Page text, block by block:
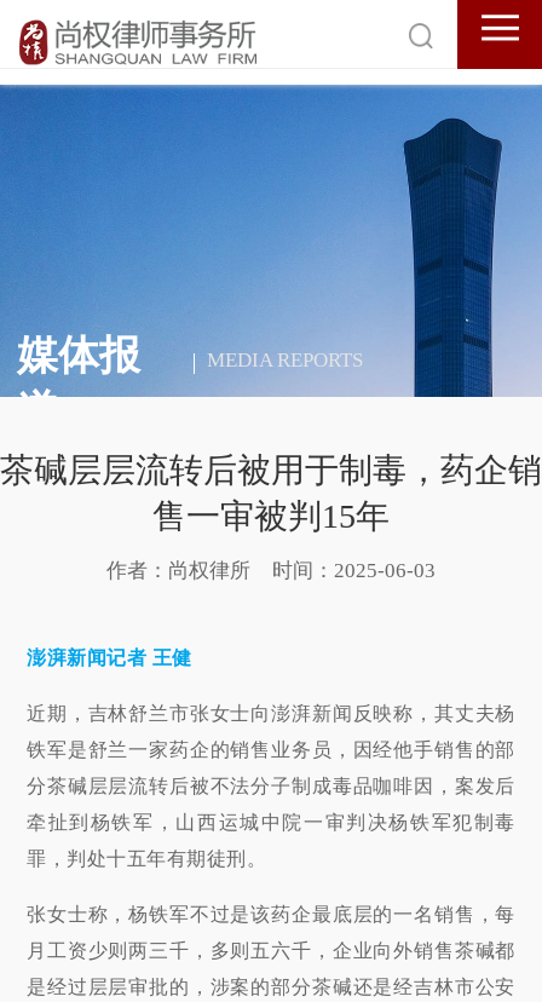
媒体报
道
MEDIA REPORTS
茶碱层层流转后被用于制毒，药企销
售一审被判15年
作者：尚权律所 时间：2025-06-03
澎湃新闻记者 王健
近期，吉林舒兰市张女士向澎湃新闻反映称，其丈夫杨
铁军是舒兰一家药企的销售业务员，因经他手销售的部
分茶碱层层流转后被不法分子制成毒品咖啡因，案发后
牵扯到杨铁军，山西运城中院一审判决杨铁军犯制毒
罪，判处十五年有期徒刑。
张女士称，杨铁军不过是该药企最底层的一名销售，每
月工资少则两三千，多则五六千，企业向外销售茶碱都
是经过层层审批的，涉案的部分茶碱还是经吉林市公安